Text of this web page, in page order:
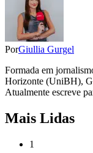
PorGiullia Gurgel
Formada em
Horizonte (UniBH),
Atualmente escreve
Mais Lidas
1